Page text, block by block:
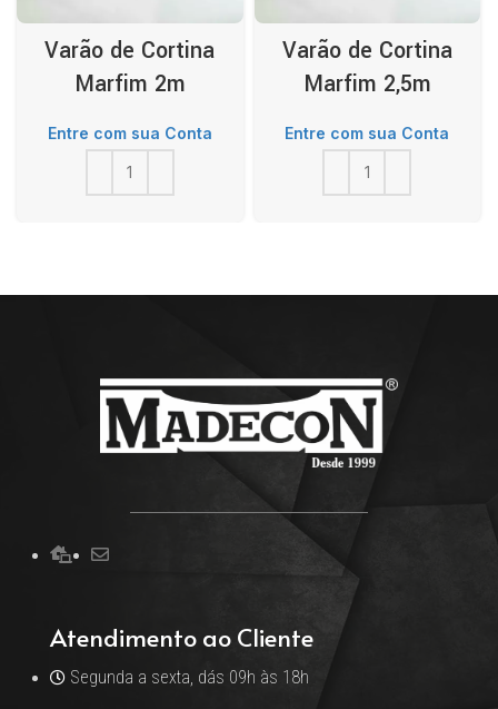
Varão de Cortina
Marfim 2m
Entre com sua Conta
Varão de Cortina
Marfim 2,5m
Entre com sua Conta
Atendimento ao Cliente
Segunda a sexta, dás 09h às 18h